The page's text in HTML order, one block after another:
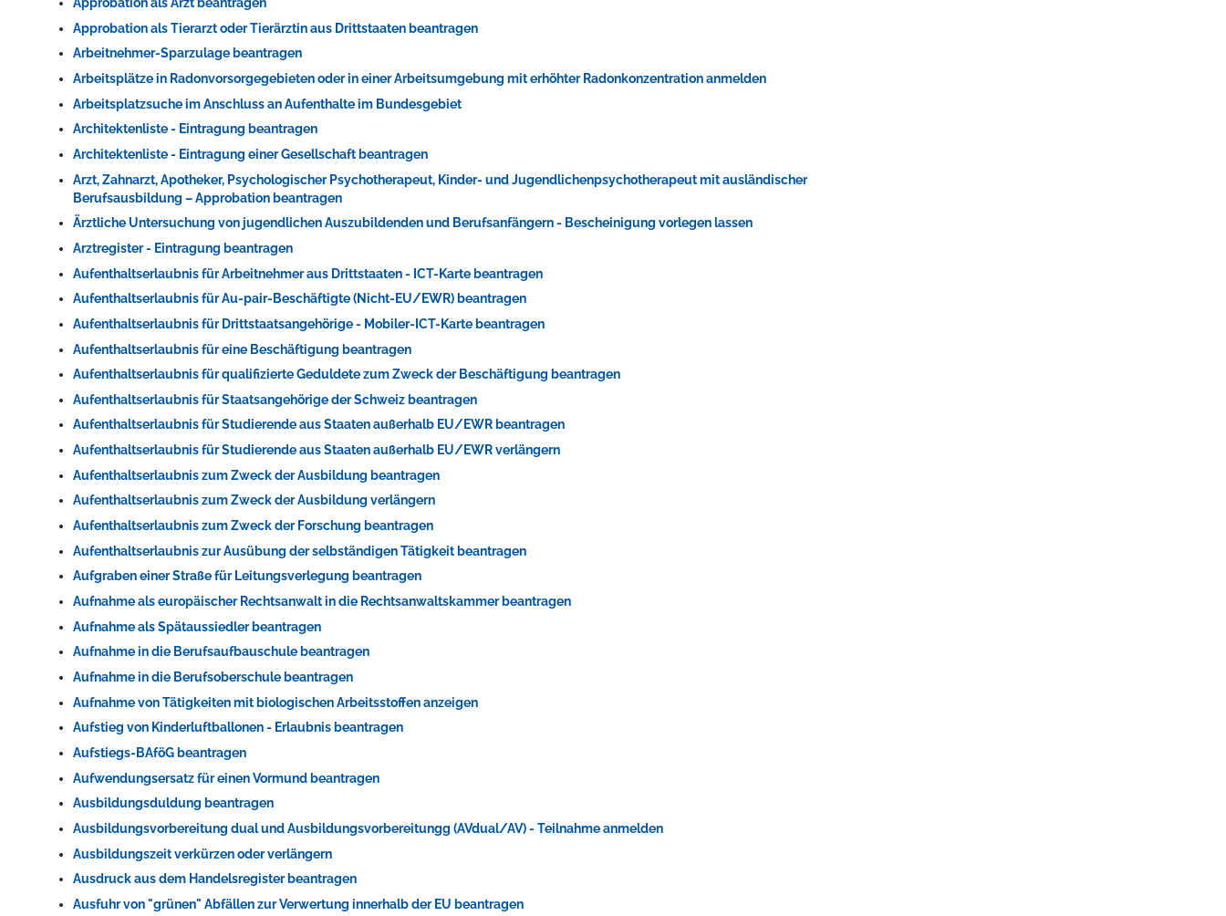
Approbation als Tierarzt oder Tierärztin aus Drittstaaten beantragen
Arbeitnehmer-Sparzulage beantragen
Arbeitsplätze in Radonvorsorgegebieten oder in einer Arbeitsumgebung mit erhöhter Radonkonzentration anmelden
Arbeitsplatzsuche im Anschluss an Aufenthalte im Bundesgebiet
Architektenliste - Eintragung beantragen
Architektenliste - Eintragung einer Gesellschaft beantragen
Arzt, Zahnarzt, Apotheker, Psychologischer Psychotherapeut, Kinder- und Jugendlichenpsychotherapeut mit ausländischer
Berufsausbildung – Approbation beantragen
Ärztliche Untersuchung von jugendlichen Auszubildenden und Berufsanfängern - Bescheinigung vorlegen lassen
Arztregister - Eintragung beantragen
Aufenthaltserlaubnis für Arbeitnehmer aus Drittstaaten - ICT-Karte beantragen
Aufenthaltserlaubnis für Au-pair-Beschäftigte (Nicht-EU/EWR) beantragen
Aufenthaltserlaubnis für Drittstaatsangehörige - Mobiler-ICT-Karte beantragen
Aufenthaltserlaubnis für eine Beschäftigung beantragen
Aufenthaltserlaubnis für qualifizierte Geduldete zum Zweck der Beschäftigung beantragen
Aufenthaltserlaubnis für Staatsangehörige der Schweiz beantragen
Aufenthaltserlaubnis für Studierende aus Staaten außerhalb EU/EWR beantragen
Aufenthaltserlaubnis für Studierende aus Staaten außerhalb EU/EWR verlängern
Aufenthaltserlaubnis zum Zweck der Ausbildung beantragen
Aufenthaltserlaubnis zum Zweck der Ausbildung verlängern
Aufenthaltserlaubnis zum Zweck der Forschung beantragen
Aufenthaltserlaubnis zur Ausübung der selbständigen Tätigkeit beantragen
Aufgraben einer Straße für Leitungsverlegung beantragen
Aufnahme als europäischer Rechtsanwalt in die Rechtsanwaltskammer beantragen
Aufnahme als Spätaussiedler beantragen
Aufnahme in die Berufsaufbauschule beantragen
Aufnahme in die Berufsoberschule beantragen
Aufnahme von Tätigkeiten mit biologischen Arbeitsstoffen anzeigen
Aufstieg von Kinderluftballonen - Erlaubnis beantragen
Aufstiegs-BAföG beantragen
Aufwendungsersatz für einen Vormund beantragen
Ausbildungsduldung beantragen
Ausbildungsvorbereitung dual und Ausbildungsvorbereitungg (AVdual/AV) - Teilnahme anmelden
Ausbildungszeit verkürzen oder verlängern
Ausdruck aus dem Handelsregister beantragen
Ausfuhr von "grünen" Abfällen zur Verwertung innerhalb der EU beantragen